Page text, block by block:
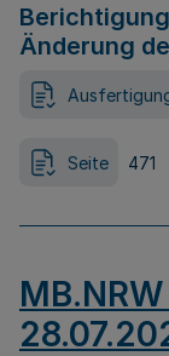
Änderung
Seite 471